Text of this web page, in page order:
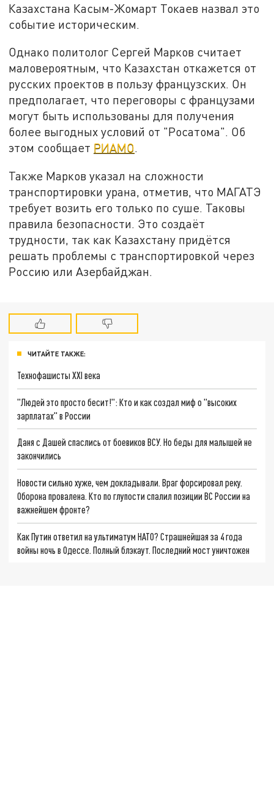
Казахстана Касым-Жомарт Токаев назвал это
событие историческим.
Однако политолог Сергей Марков считает
маловероятным, что Казахстан откажется от
русских проектов в пользу французских. Он
предполагает, что переговоры с французами
могут быть использованы для получения
более выгодных условий от "Росатома". Об
этом сообщает РИАМО.
Также Марков указал на сложности
транспортировки урана, отметив, что МАГАТЭ
требует возить его только по суше. Таковы
правила безопасности. Это создаёт
трудности, так как Казахстану придётся
решать проблемы с транспортировкой через
Россию или Азербайджан.
ЧИТАЙТЕ ТАКЖЕ:
Технофашисты XXI века
"Людей это просто бесит!": Кто и как создал миф о "высоких
зарплатах" в России
Даня с Дашей спаслись от боевиков ВСУ. Но беды для малышей не
закончились
Новости сильно хуже, чем докладывали. Враг форсировал реку.
Оборона провалена. Кто по глупости спалил позиции ВС России на
важнейшем фронте?
Как Путин ответил на ультиматум НАТО? Страшнейшая за 4 года
войны ночь в Одессе. Полный блэкаут. Последний мост уничтожен